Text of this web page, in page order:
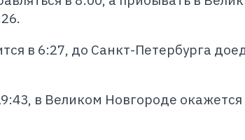
в 6:27, до Санкт-Петербурга
в Великом Новгороде окажется